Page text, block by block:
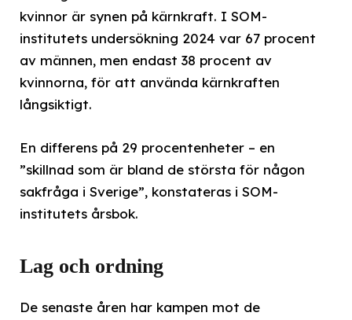
kvinnor är synen på kärnkraft. I SOM-
institutets undersökning 2024 var 67 procent
av männen, men endast 38 procent av
kvinnorna, för att använda kärnkraften
långsiktigt.
En differens på 29 procentenheter – en
”skillnad som är bland de största för någon
sakfråga i Sverige”, konstateras i SOM-
institutets årsbok.
Lag och ordning
De senaste åren har kampen mot de